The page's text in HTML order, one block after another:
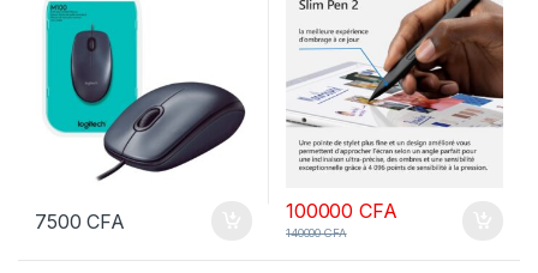
7500CFA 100000CFA
140000CFA